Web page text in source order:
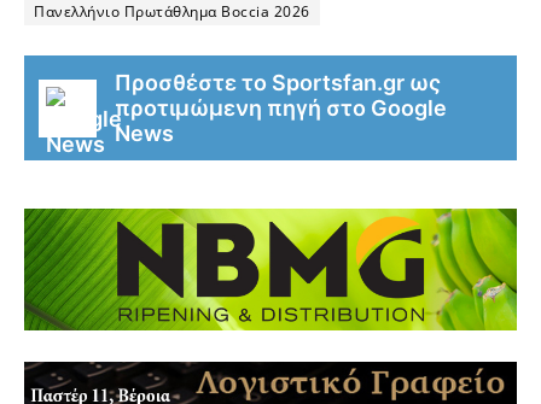
Πανελλήνιο Πρωτάθλημα Boccia 2026
Προσθέστε το Sportsfan.gr ως
προτιμώμενη πηγή στο Google
News